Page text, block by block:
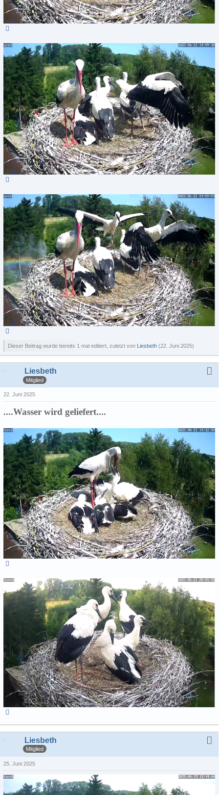
Dieser Beitrag wurde bereits 1 mal editiert, zuletzt von Liesbeth (22. Juni 2025)
Liesbeth
Mitglied
22. Juni 2025
....Wasser wird geliefert....
Liesbeth
Mitglied
25. Juni 2025